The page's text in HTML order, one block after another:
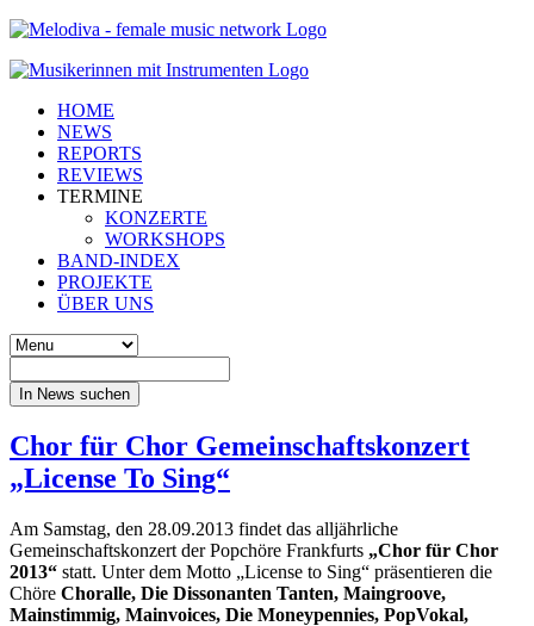
HOME
NEWS
REPORTS
REVIEWS
TERMINE
KONZERTE
WORKSHOPS
BAND-INDEX
PROJEKTE
ÜBER UNS
In News suchen
Chor für Chor Gemeinschaftskonzert
„License To Sing“
Am Samstag, den 28.09.2013 findet das alljährliche
Gemeinschaftskonzert der Popchöre Frankfurts „Chor für Chor
2013“ statt. Unter dem Motto „License to Sing“ präsentieren die
Chöre Choralle, Die Dissonanten Tanten, Maingroove,
Mainstimmig, Mainvoices, Die Moneypennies, PopVokal,